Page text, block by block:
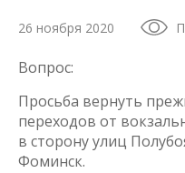
26 ноября 2020
Вопрос:
Просьба вернуть
переходов от
в сторону улиц
Фоминск.